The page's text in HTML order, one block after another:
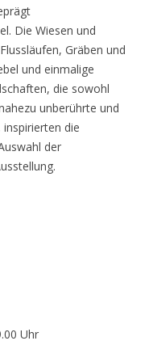
Die Wiesen und
Gräben und
und einmalige
die sowohl
unberührte und
die
der
Uhr